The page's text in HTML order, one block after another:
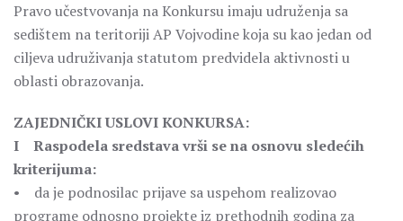
Pravo učestvovanja na Konkursu imaju udruženja sa
sedištem na teritoriji AP Vojvodine koja su kao jedan od
ciljeva udruživanja statutom predvidela aktivnosti u
oblasti obrazovanja.
ZAJEDNIČKI USLOVI KONKURSA:
I Raspodela sredstava vrši se na osnovu sledećih
kriterijuma:
• da je podnosilac prijave sa uspehom realizovao
programe odnosno projekte iz prethodnih godina za